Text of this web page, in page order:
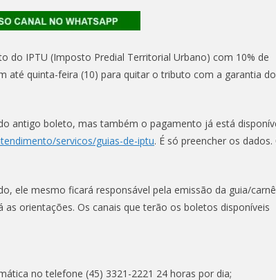
do IPTU (Imposto Predial Territorial Urbano) com 10% de
até quinta-feira (10) para quitar o tributo com a garantia do
antigo boleto, mas também o pagamento já está
servicos/guias-de-iptu. É só preencher os dados.
ele mesmo ficará responsável pela emissão da guia/
orientações. Os canais que terão os boletos disponíveis
no telefone (45) 3321-2221 24 horas por dia;